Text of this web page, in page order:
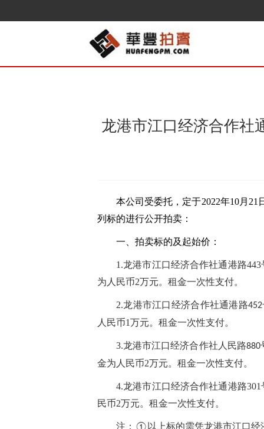
龙港市江口经济合作社
本公司受委托，定于2022年10月 21
列标的进行公开拍卖：
一、拍卖标的及起始价：
1.龙港市江口经济合作社通港路
为人民币2万元。租金一次性支付。
2.龙港市江口经济合作社通港路452
人民币1万元。租金一次性支付。
3.龙港市江口经济合作社 人民路880
金为人民币2万元。租金一次性支付。
4.龙港市江口经济合作社通港路
民币2万元。租金一次性支付。
注： 以上标的需凭龙港市江口经